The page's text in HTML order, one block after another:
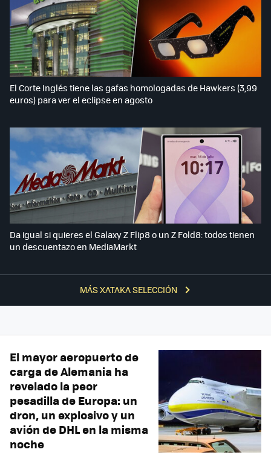
MÁS XATAKA SELECCIÓN
El Corte Inglés tiene las gafas homologadas de Hawkers (3,99
euros) para ver el eclipse en agosto
Da igual si quieres el Galaxy Z Flip8 o un Z Fold8: todos tienen
un descuentazo en MediaMarkt
El mayor aeropuerto de
carga de Alemania ha
revelado la peor
pesadilla de Europa: un
dron, un explosivo y un
avión de DHL en la misma
noche